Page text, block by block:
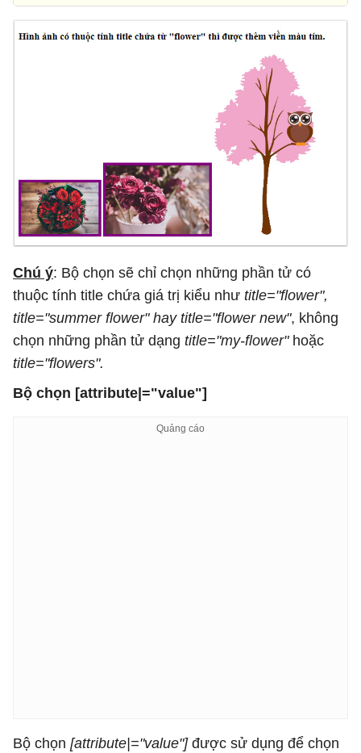
Chú ý: Bộ chọn sẽ chỉ chọn những phần tử có
thuộc tính title chứa giá trị kiểu như title="flower",
title="summer flower" hay title="flower new", không
chọn những phần tử dạng title="my-flower"hoặc
title="flowers".
Bộ chọn [attribute|="value"]
Bộ chọn [attribute|="value"]được sử dụng để chọn